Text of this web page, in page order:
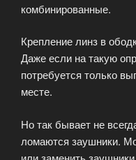
комбинированные.
Крепление линз в
Даже если на такую
потребуется только
месте.
Но так бывает не
ломаются заушники.